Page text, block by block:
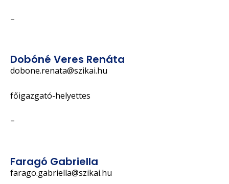
–
Dobóné Veres Renáta
dobone.renata@szikai.hu
főigazgató-helyettes
–
Faragó Gabriella
farago.gabriella@szikai.hu